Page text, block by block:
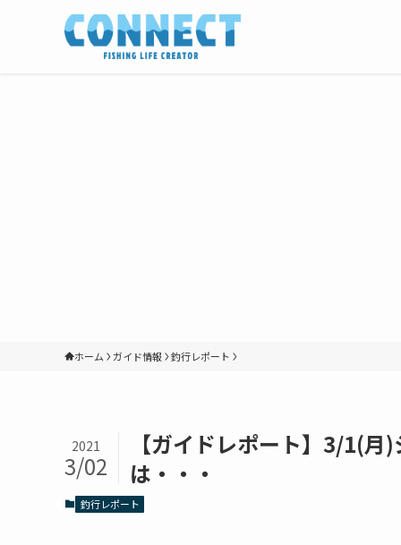
ホーム ガイド情報 釣行レポート
【ガイドレポート】3/1(
は・・・
2021
3/02
釣行レポート